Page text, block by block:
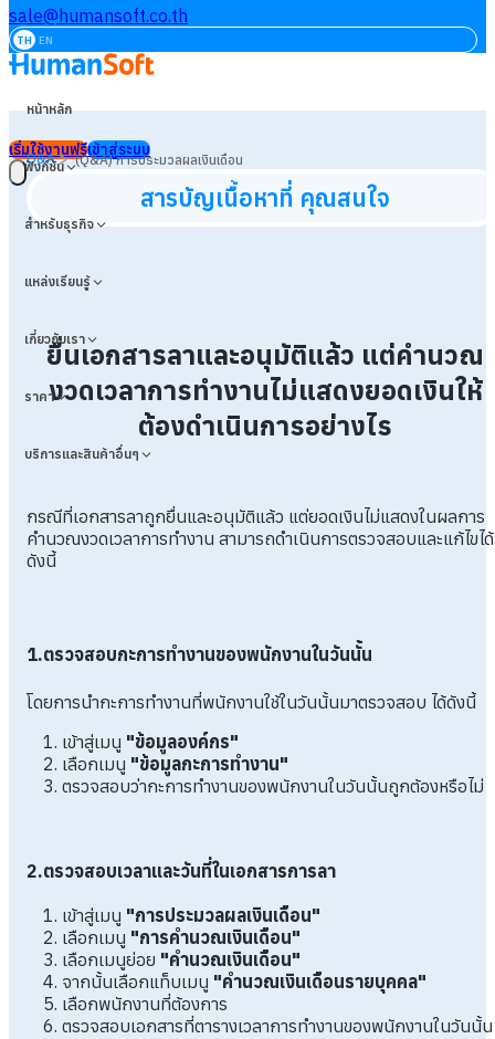
sale@humansoft.co.th
TH EN
หน้าหลัก
ฟังก์ชัน
สำหรับธุรกิจ
แหล่งเรียนรู้
เกี่ยวกับเรา
ราคา
บริการและสินค้าอื่นๆ
เริ่มใช้งานฟรีเข้าสู่ระบบ
Q&A>(Q&A) การประมวลผลเงินเดือน
สารบัญเนื้อหาที่ คุณสนใจ
ยื่นเอกสารลาและอนุมัติแล้ว แต่คำนวณ
งวดเวลาการทำงานไม่แสดงยอดเงินให้
ต้องดำเนินการอย่างไร
กรณีที่เอกสารลาถูกยื่นและอนุมัติแล้ว แต่ยอดเงินไม่แสดงในผลการ
คำนวณงวดเวลาการทำงาน สามารถดำเนินการตรวจสอบและแก้ไขได้
ดังนี้
1.ตรวจสอบกะการทำงานของพนักงานในวันนั้น
โดยการนำกะการทำงานที่พนักงานใช้ในวันนั้นมาตรวจสอบ ได้ดังนี้
เข้าสู่เมนู "ข้อมูลองค์กร"
เลือกเมนู "ข้อมูลกะการทำงาน"
ตรวจสอบว่ากะการทำงานของพนักงานในวันนั้นถูกต้องหรือไม่
2.ตรวจสอบเวลาและวันที่ในเอกสารการลา
เข้าสู่เมนู "การประมวลผลเงินเดือน"
เลือกเมนู "การคำนวณเงินเดือน"
เลือกเมนูย่อย "คำนวณเงินเดือน"
จากนั้นเลือกแท็บเมนู "คำนวณเงินเดือนรายบุคคล"
เลือกพนักงานที่ต้องการ
ตรวจสอบเอกสารที่ตารางเวลาการทำงานของพนักงานในวันนั้น